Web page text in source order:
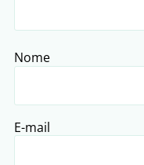
Nome
E-mail